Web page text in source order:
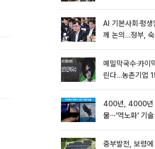
AI 기본사회·평
께 논의…정부,
메밀막국수·카이
린다…농촌기업
400년, 4000년
물⋯'역노화' 기술
중부발전, 보령